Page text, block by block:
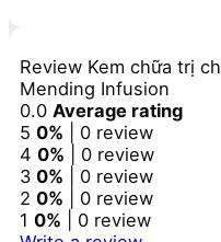
Review Kem chữa trị
Mending Infusion
0.0 Average rating
5 0% | 0 review
4 0% | 0 review
3 0% | 0 review
2 0% | 0 review
1 0% | 0 review